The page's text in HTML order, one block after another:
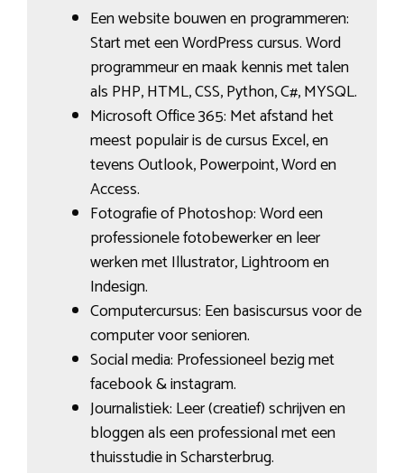
Een website bouwen en programmeren:
Start met een WordPress cursus. Word
programmeur en maak kennis met talen
als PHP, HTML, CSS, Python, C#, MYSQL.
Microsoft Office 365: Met afstand het
meest populair is de cursus Excel, en
tevens Outlook, Powerpoint, Word en
Access.
Fotografie of Photoshop: Word een
professionele fotobewerker en leer
werken met Illustrator, Lightroom en
Indesign.
Computercursus: Een basiscursus voor de
computer voor senioren.
Social media: Professioneel bezig met
facebook & instagram.
Journalistiek: Leer (creatief) schrijven en
bloggen als een professional met een
thuisstudie in Scharsterbrug.